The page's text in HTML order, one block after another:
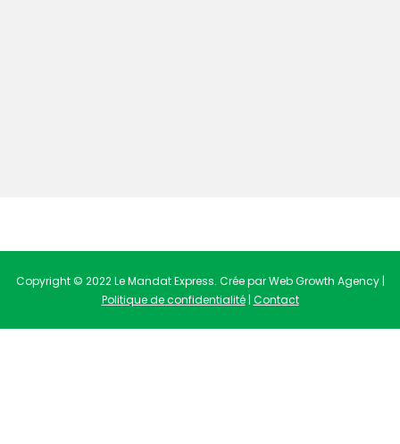
Copyright © 2022 Le Mandat Express. Crée par Web Growth Agency |
Politique de confidentialité| Contact